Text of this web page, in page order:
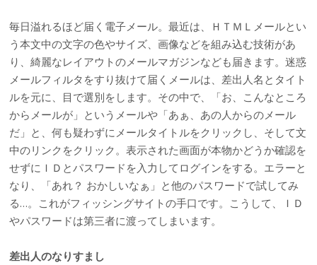
毎日溢れるほど届く電子メール。最近は、ＨＴＭＬメールとい
う本文中の文字の色やサイズ、画像などを組み込む技術があ
り、綺麗なレイアウトのメールマガジンなども届きます。迷惑
メールフィルタをすり抜けて届くメールは、差出人名とタイト
ルを元に、目で選別をします。その中で、「お、こんなところ
からメールが」というメールや「あぁ、あの人からのメール
だ」と、何も疑わずにメールタイトルをクリックし、そして文
中のリンクをクリック。表示された画面が本物かどうか確認を
せずにＩＤとパスワードを入力してログインをする。エラーと
なり、「あれ？ おかしいなぁ」と他のパスワードで試してみ
る…。これがフィッシングサイトの手口です。こうして、ＩＤ
やパスワードは第三者に渡ってしまいます。
差出人のなりすまし